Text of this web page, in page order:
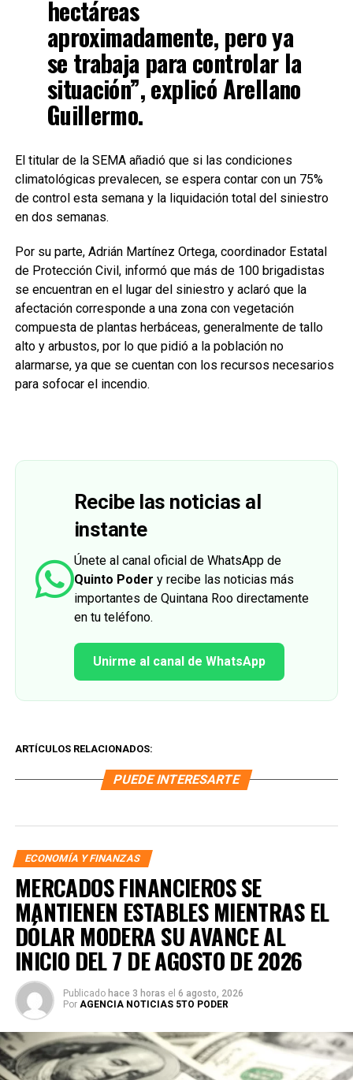
hectáreas
aproximadamente, pero ya
se trabaja para controlar la
situación”, explicó Arellano
Guillermo.
El titular de la SEMA añadió que si las condiciones
climatológicas prevalecen, se espera contar con un 75%
de control esta semana y la liquidación total del siniestro
en dos semanas.
Por su parte, Adrián Martínez Ortega, coordinador Estatal
de Protección Civil, informó que más de 100 brigadistas
se encuentran en el lugar del siniestro y aclaró que la
afectación corresponde a una zona con vegetación
compuesta de plantas herbáceas, generalmente de tallo
alto y arbustos, por lo que pidió a la población no
alarmarse, ya que se cuentan con los recursos necesarios
para sofocar el incendio.
Recibe las noticias al
instante
Únete al canal oficial de WhatsApp de
Quinto Poder y recibe las noticias más
importantes de Quintana Roo directamente
en tu teléfono.
Unirme al canal de WhatsApp
ARTÍCULOS RELACIONADOS:
PUEDE INTERESARTE
ECONOMÍA Y FINANZAS
MERCADOS FINANCIEROS SE
MANTIENEN ESTABLES MIENTRAS EL
DÓLAR MODERA SU AVANCE AL
INICIO DEL 7 DE AGOSTO DE 2026
Publicado hace 3 horas el 6 agosto, 2026
Por AGENCIA NOTICIAS 5TO PODER